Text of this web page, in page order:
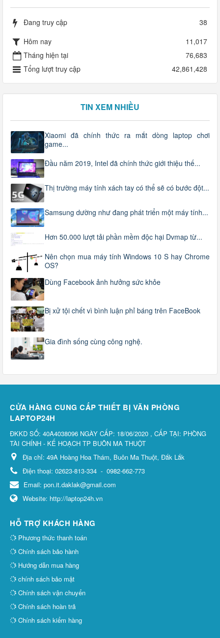
Đang truy cập
38
Hôm nay
11,017
Tháng hiện tại
76,683
Tổng lượt truy cập
42,861,428
TIN XEM NHIỀU
Xiaomi đã chính thức ra mắt dòng laptop chơi
game...
Đầu năm 2019, Intel đã chính thức giới thiệu thế...
Thị trường máy tính xách tay có thể sẽ có bước đột...
Samsung dường như đang phát triển một máy tính...
Hơn 50.000 lượt tải phần mềm độc hại Dvmap từ...
Nên chọn mua máy tính Windows 10 S hay Chrome
OS?
Dùng Facebook ảnh hưởng sức khỏe
Bị xử tội chết vì bình luận phỉ báng trên FaceBook
Gia đình sống cùng công nghệ.
CỬA HÀNG CUNG CẤP THIẾT BỊ VĂN PHÒNG
LAPTOP24H
ĐKKD SỐ: 40A4038096 NGÀY CẤP: 18/06/2020 , CẤP TẠI: PHÒNG
TÀI CHÍNH - KẾ HOẠCH TP BUÔN MA THUỘT
Địa chỉ: 49A Hoàng Hoa Thám, Buôn Ma Thuột, Đắk Lắk
Điện thoại: 02623-813-334 - 0982-662-773
Email: pon.it.daklak@gmail.com
Website: http://laptop24h.vn
HỖ TRỢ KHÁCH HÀNG
Phương thức thanh toán
Chính sách bảo hành
Hướng dẫn mua hàng
chính sách bảo mật
Chính sách vận chuyển
Chính sách hoàn trả
Chính sách kiểm hàng